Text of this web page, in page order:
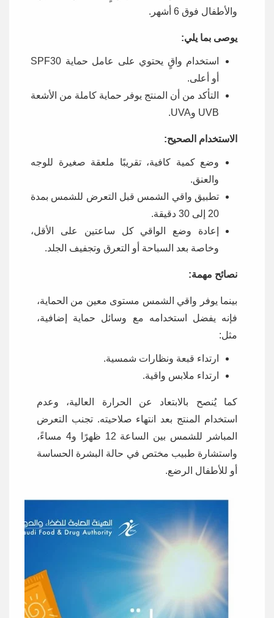
والأطفال فوق 6 أشهر.
يوصى بما يلي:
استخدام واقٍ يحتوي على عامل حماية SPF30
أو أعلى.
التأكد من أن المنتج يوفر حماية كاملة من الأشعة
UVB وUVA.
الاستخدام الصحيح:
وضع كمية كافية، تقريبًا ملعقة صغيرة للوجه
والعنق.
تطبيق واقي الشمس قبل التعرض للشمس بمدة
20 إلى 30 دقيقة.
إعادة وضع الواقي كل ساعتين على الأقل،
وخاصة بعد السباحة أو التعرق وتجفيف الجلد.
نصائح مهمة:
بينما يوفر واقي الشمس مستوى معين من الحماية،
فإنه يفضل استخدامه مع وسائل حماية إضافية،
مثل:
ارتداء قبعة ونظارات شمسية.
ارتداء ملابس واقية.
كما يُنصح بالابتعاد عن الحرارة العالية، وعدم
استخدام المنتج بعد انتهاء صلاحيته. تجنب التعرض
المباشر للشمس بين الساعة 12 ظهرًا و4 مساءً،
واستشارة طبيب مختص في حالة البشرة الحساسة
أو للأطفال الرضع.